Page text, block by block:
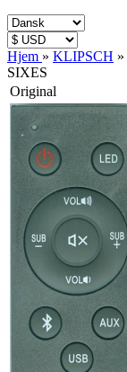
Hjem » KLIPSCH »
SIXES
Original